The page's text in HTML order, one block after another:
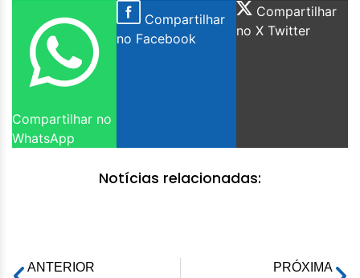
Compartilhar no
WhatsApp
Compartilhar
no Facebook
Compartilhar
no X Twitter
Notícias relacionadas:
ANTERIOR
PRÓXIMA